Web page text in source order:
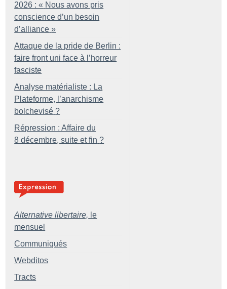
2026 : « Nous avons pris
conscience d’un besoin
d’alliance »
Attaque de la pride de Berlin :
faire front uni face à l’horreur
fasciste
Analyse matérialiste : La
Plateforme, l’anarchisme
bolchevisé ?
Répression : Affaire du
8 décembre, suite et fin ?
Alternative libertaire, le
mensuel
Communiqués
Webditos
Tracts